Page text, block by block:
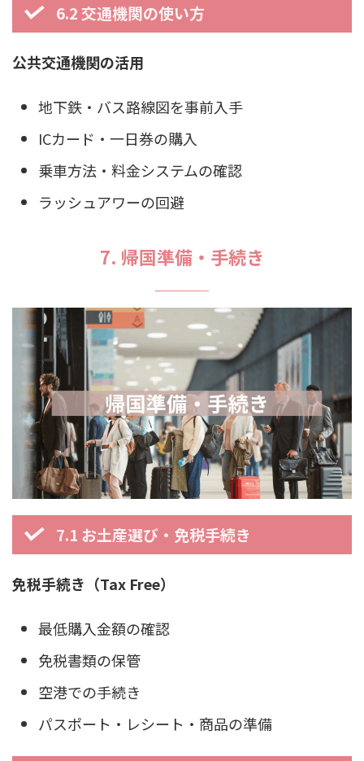
6.2 交通機関の使い方
公共交通機関の活用
地下鉄・バス路線図を事前入手
ICカード・一日券の購入
乗車方法・料金システムの確認
ラッシュアワーの回避
7. 帰国準備・手続き
7.1 お土産選び・免税手続き
免税手続き（Tax Free）
最低購入金額の確認
免税書類の保管
空港での手続き
パスポート・レシート・商品の準備